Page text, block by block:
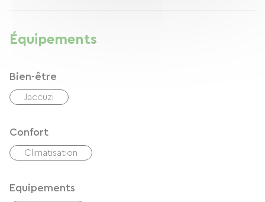
Équipements
Bien-être
Jaccuzi
Confort
Climatisation
Equipements